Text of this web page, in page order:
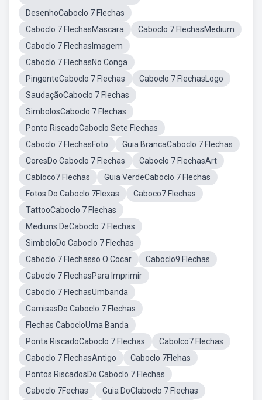
DesenhoCaboclo 7 Flechas
Caboclo 7 FlechasMascara
Caboclo 7 FlechasMedium
Caboclo 7 FlechasImagem
Caboclo 7 FlechasNo Conga
PingenteCaboclo 7 Flechas
Caboclo 7 FlechasLogo
SaudaçãoCaboclo 7 Flechas
SimbolosCaboclo 7 Flechas
Ponto RiscadoCaboclo Sete Flechas
Caboclo 7 FlechasFoto
Guia BrancaCaboclo 7 Flechas
CoresDo Caboclo 7 Flechas
Caboclo 7 FlechasArt
Cabloco7 Flechas
Guia VerdeCaboclo 7 Flechas
Fotos Do Caboclo 7Flexas
Caboco7 Flechas
TattooCaboclo 7 Flechas
Mediuns DeCaboclo 7 Flechas
SimboloDo Caboclo 7 Flechas
Caboclo 7 Flechasso O Cocar
Caboclo9 Flechas
Caboclo 7 FlechasPara Imprimir
Caboclo 7 FlechasUmbanda
CamisasDo Caboclo 7 Flechas
Flechas CabocloUma Banda
Ponta RiscadoCaboclo 7 Flechas
Cabolco7 Flechas
Caboclo 7 FlechasAntigo
Caboclo 7Flehas
Pontos RiscadosDo Caboclo 7 Flechas
Caboclo 7Fechas
Guia DoClaboclo 7 Flechas